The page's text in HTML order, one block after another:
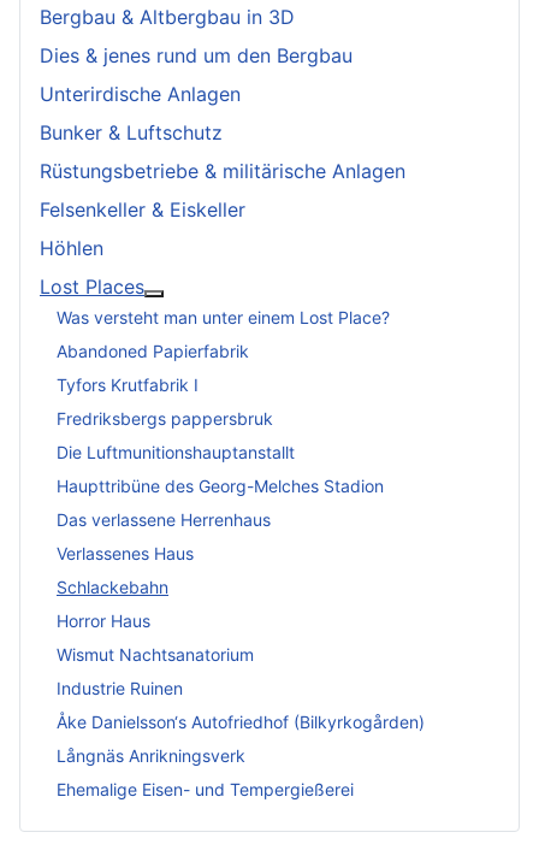
Bergbau & Altbergbau in 3D
Dies & jenes rund um den Bergbau
Unterirdische Anlagen
Bunker & Luftschutz
Rüstungsbetriebe & militärische Anlagen
Felsenkeller & Eiskeller
Höhlen
Lost Places
More about: Lost Places
Was versteht man unter einem Lost Place?
Abandoned Papierfabrik
Tyfors Krutfabrik I
Fredriksbergs pappersbruk
Die Luftmunitionshauptanstallt
Haupttribüne des Georg-Melches Stadion
Das verlassene Herrenhaus
Verlassenes Haus
Schlackebahn
Horror Haus
Wismut Nachtsanatorium
Industrie Ruinen
Åke Danielsson‘s Autofriedhof (Bilkyrkogården)
Långnäs Anrikningsverk
Ehemalige Eisen- und Tempergießerei